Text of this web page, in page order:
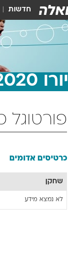
חדשות
יורו 2020
פורטוגל כדורגל
כרטיסים אדומים
שחקן
לא נמצא מידע